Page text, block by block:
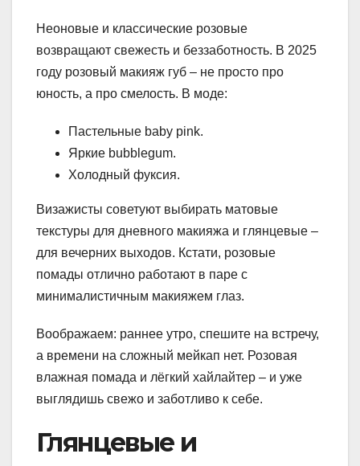
Неоновые и классические розовые
возвращают свежесть и беззаботность. В 2025
году розовый макияж губ – не просто про
юность, а про смелость. В моде:
Пастельные baby pink.
Яркие bubblegum.
Холодный фуксия.
Визажисты советуют выбирать матовые
текстуры для дневного макияжа и глянцевые –
для вечерних выходов. Кстати, розовые
помады отлично работают в паре с
минималистичным макияжем глаз.
Воображаем: раннее утро, спешите на встречу,
а времени на сложный мейкап нет. Розовая
влажная помада и лёгкий хайлайтер – и уже
выглядишь свежо и заботливо к себе.
Глянцевые и